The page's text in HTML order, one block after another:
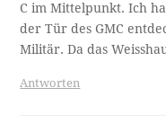
C im Mittelpunkt. Ich
der Tür des GMC
Militär. Da das
Antworten